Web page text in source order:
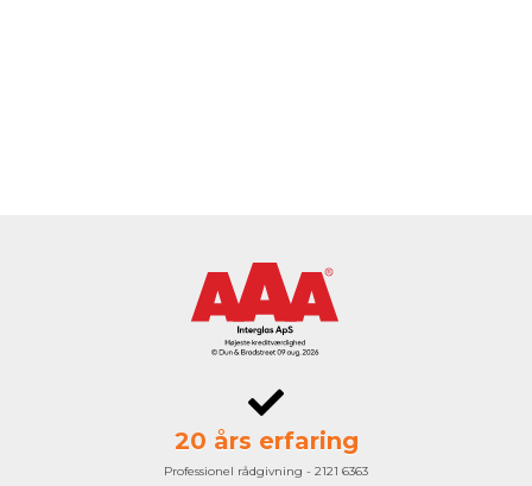
20 års erfaring
Professionel rådgivning - 2121 6363